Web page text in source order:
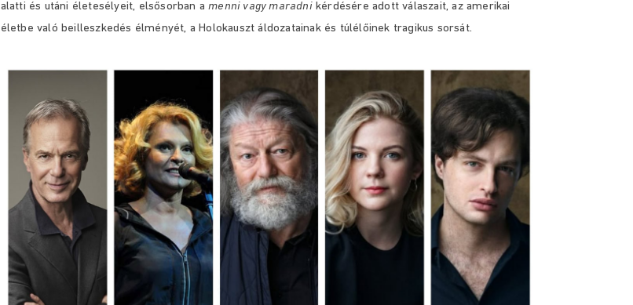
alatti és utáni életesélyeit, elsősorban amenni vagy maradni kérdésére adott válaszait, az amerikai
életbe való beilleszkedés élményét, a Holokauszt áldozatainak és túlélőinek tragikus sorsát.